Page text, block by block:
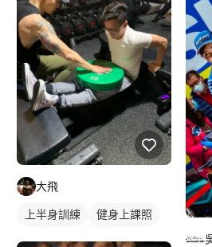
大飛
上半身訓練
健身上課照
健身教練
私人健身教練